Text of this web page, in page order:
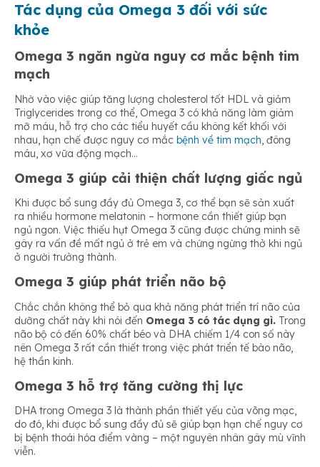
Tác dụng của Omega 3 đối với sức
khỏe
Omega 3 ngăn ngừa nguy cơ mắc bệnh tim
mạch
Nhờ vào việc giúp tăng lượng cholesterol tốt HDL và giảm
Triglycerides trong cơ thể, Omega 3 có khả năng làm giảm
mỡ máu, hỗ trợ cho các tiểu huyết cầu không kết khối với
nhau, hạn chế được nguy cơ mắc bệnh về tim mạch, đông
máu, xơ vữa động mạch…
Omega 3 giúp cải thiện chất lượng giấc ngủ
Khi được bổ sung đầy đủ Omega 3, cơ thể bạn sẽ sản xuất
ra nhiều hormone melatonin – hormone cần thiết giúp bạn
ngủ ngon. Việc thiếu hụt Omega 3 cũng được chứng minh sẽ
gây ra vấn đề mất ngủ ở trẻ em và chứng ngừng thở khi ngủ
ở người trưởng thành.
Omega 3 giúp phát triển não bộ
Chắc chắn không thể bỏ qua khả năng phát triển trí não của
dưỡng chất này khi nói đến Omega 3 có tác dụng gì. Trong
não bộ có đến 60% chất béo và DHA chiếm 1/4 con số này
nên Omega 3 rất cần thiết trong việc phát triển tế bào não,
hệ thần kinh.
Omega 3 hỗ trợ tăng cường thị lực
DHA trong Omega 3 là thành phần thiết yếu của võng mạc,
do đó, khi được bổ sung đầy đủ sẽ giúp bạn hạn chế nguy cơ
bị bệnh thoái hóa điểm vàng – một nguyên nhân gây mù vĩnh
viễn.